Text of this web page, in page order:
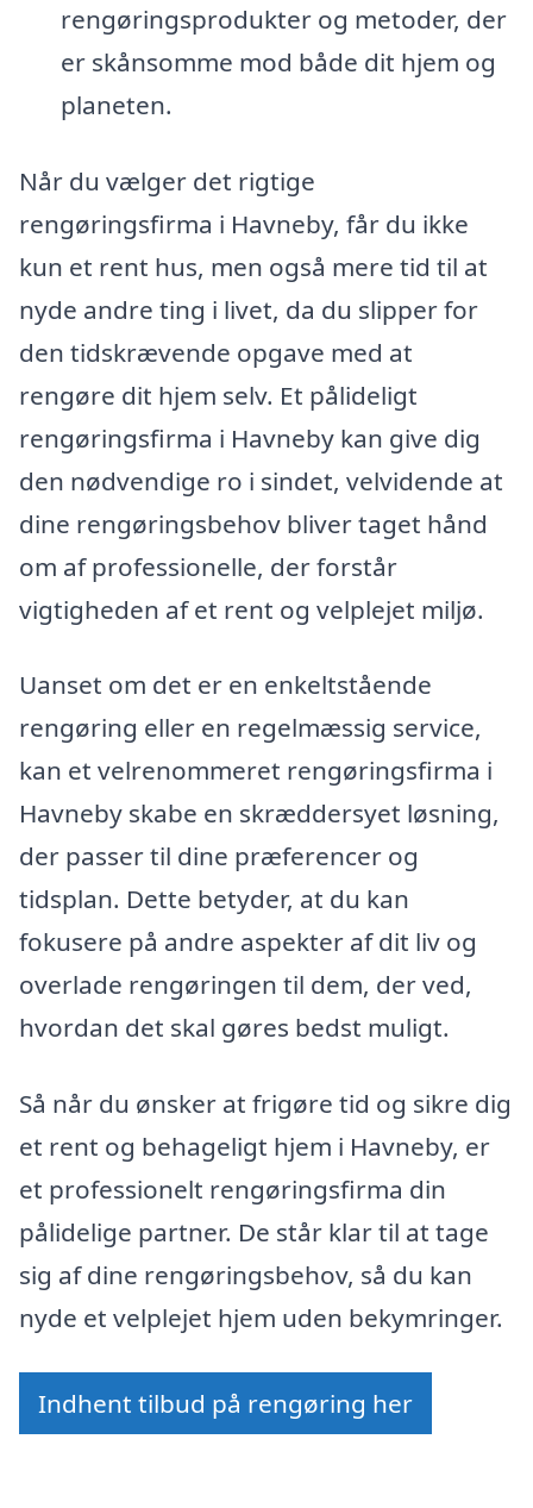
rengøringsprodukter og metoder, der
er skånsomme mod både dit hjem og
planeten.
Når du vælger det rigtige
rengøringsfirma i Havneby, får du ikke
kun et rent hus, men også mere tid til at
nyde andre ting i livet, da du slipper for
den tidskrævende opgave med at
rengøre dit hjem selv. Et pålideligt
rengøringsfirma i Havneby kan give dig
den nødvendige ro i sindet, velvidende at
dine rengøringsbehov bliver taget hånd
om af professionelle, der forstår
vigtigheden af et rent og velplejet miljø.
Uanset om det er en enkeltstående
rengøring eller en regelmæssig service,
kan et velrenommeret rengøringsfirma i
Havneby skabe en skræddersyet løsning,
der passer til dine præferencer og
tidsplan. Dette betyder, at du kan
fokusere på andre aspekter af dit liv og
overlade rengøringen til dem, der ved,
hvordan det skal gøres bedst muligt.
Så når du ønsker at frigøre tid og sikre dig
et rent og behageligt hjem i Havneby, er
et professionelt rengøringsfirma din
pålidelige partner. De står klar til at tage
sig af dine rengøringsbehov, så du kan
nyde et velplejet hjem uden bekymringer.
Indhent tilbud på rengøring her